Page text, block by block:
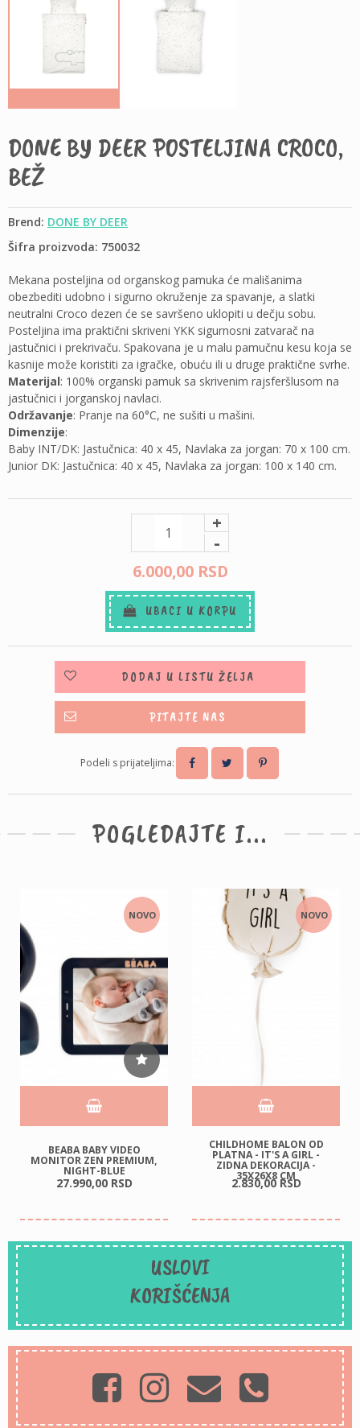
DONE BY DEER POSTELJINA CROCO,
BEŽ
Brend: DONE BY DEER
Šifra proizvoda: 750032
Mekana posteljina od organskog pamuka će mališanima
obezbediti udobno i sigurno okruženje za spavanje, a slatki
neutralni Croco dezen će se savršeno uklopiti u dečju sobu.
Posteljina ima praktični skriveni YKK sigurnosni zatvarač na
jastučnici i prekrivaču. Spakovana je u malu pamučnu kesu koja se
kasnije može koristiti za igračke, obuću ili u druge praktične svrhe.
Materijal: 100% organski pamuk sa skrivenim rajsferšlusom na
jastučnici i jorganskoj navlaci.
Održavanje: Pranje na 60°C, ne sušiti u mašini.
Dimenzije:
Baby INT/DK: Jastučnica: 40 x 45, Navlaka za jorgan: 70 x 100 cm.
Junior DK: Jastučnica: 40 x 45, Navlaka za jorgan: 100 x 140 cm.
+
-
6.000,00 RSD
UBACI U KORPU
DODAJ U LISTU ŽELJA
PITAJTE NAS
Podeli s prijateljima:
POGLEDAJTE I...
NOVO
BEABA BABY VIDEO
MONITOR ZEN PREMIUM,
NIGHT-BLUE
27.990,00 RSD
NOVO
CHILDHOME BALON OD
PLATNA - IT'S A GIRL -
ZIDNA DEKORACIJA -
35X26X8 CM
2.830,00 RSD
USLOVI
KORIŠĆENJA